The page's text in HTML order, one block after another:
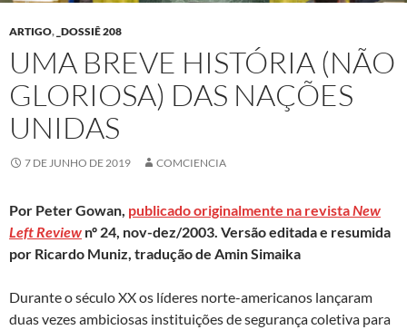
ARTIGO, _DOSSIÊ 208
UMA BREVE HISTÓRIA (NÃO
GLORIOSA) DAS NAÇÕES
UNIDAS
7 DE JUNHO DE 2019 COMCIENCIA
Por Peter Gowan, publicado originalmente na revistaNew
Left Review nº 24, nov-dez/2003. Versão editada e resumida
por Ricardo Muniz, tradução de Amin Simaika
Durante o século XX os líderes norte-americanos lançaram
duas vezes ambiciosas instituições de segurança coletiva para